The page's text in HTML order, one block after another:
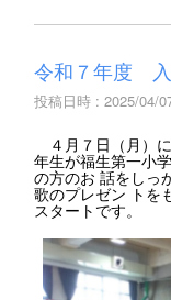
令和７年度
投稿日時 : 2025/04/
４月７日（月）
年生が福生第一小
の方のお 話をしっ
歌のプレゼン トを
スタートです。